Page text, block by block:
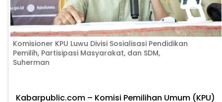
Komisioner KPU Luwu Divisi Sosialisasi Pendidikan
Pemilih, Partisipasi Masyarakat, dan SDM,
Suherman
Kabarpublic.com – Komisi Pemilihan Umum (KPU)